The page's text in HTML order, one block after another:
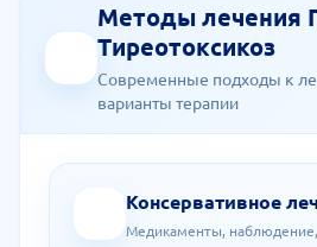
Методы лечения
Тиреотоксикоз
Современные подходы к
варианты терапии
Консервативное
Медикаменты,